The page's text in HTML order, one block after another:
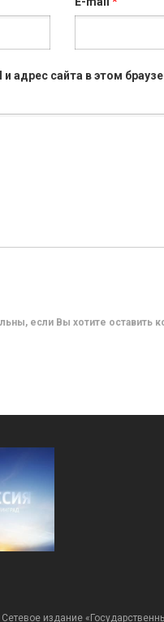
адрес сайта в этом
если Вы хотите
издание